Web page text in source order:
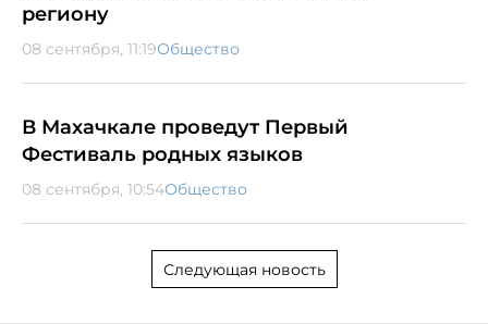
региону
08 сентября, 11:19Общество
В Махачкале проведут Первый
Фестиваль родных языков
08 сентября, 10:54Общество
Следующая новость